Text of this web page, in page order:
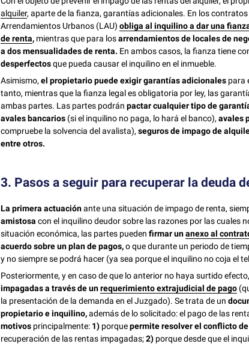
alquiler, aparte de la fianza, garantías adicionales. En los
Arrendamientos Urbanos (LAU)obliga al inquilino a dar una
de renta, mientras que para losarrendamientos de locales de
a dos mensualidades de renta. En ambos casos, la fianza tiene
desperfectosque pueda causar el inquilino en el inmueble.
Asimismo,el propietario puede exigirgarantías adicionales para
tanto, mientras que la fianza legal es obligatoria por ley, las
ambas partes. Las partes podrán pactar cualquier tipo de
avales bancarios (si el inquilino no paga, lo hará el banco), avales
compruebe la solvencia del avalista), seguros de impago de
entre otros.
3. Pasos a seguir para recuperar la deuda
La primera actuaciónante una situación de impago de renta,
amistosa con el inquilino deudor sobre las razones por las cuales
situación económica, las partes pueden firmar unanexo al
acuerdo sobre un plan de pagos,o que durante un periodo de
y no siempre se podrá hacer (ya sea porque el inquilino no coja el
Posteriormente, y en caso de que lo anterior no haya surtido
impagadas a través de unrequerimiento extrajudicial de pago
la presentación de la demanda en el Juzgado). Se trata de un
propietario e inquilino,además de lo solicitado: el pago de las
motivos principalmente: 1) porquepermite resolver el conflicto
recuperación de las rentas impagadas;2) porque desde que el